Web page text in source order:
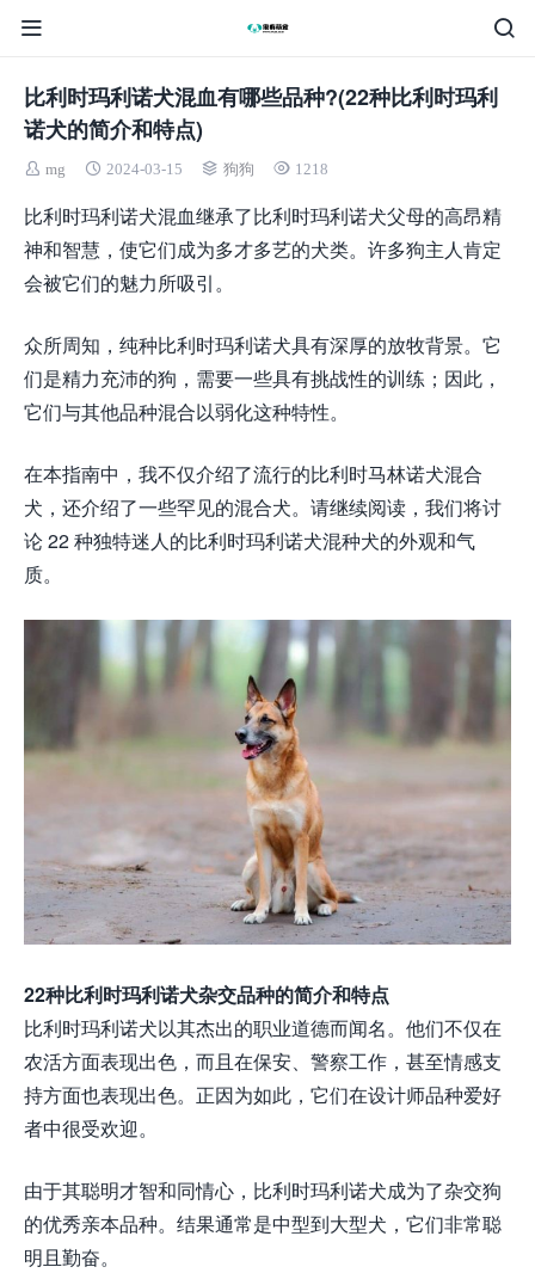
比利时玛利诺犬混血有哪些品种?(22种比利时玛利
诺犬的简介和特点)
mg 2024-03-15 狗狗 1218
比利时玛利诺犬混血继承了比利时玛利诺犬父母的高昂精
神和智慧，使它们成为多才多艺的犬类。许多狗主人肯定
会被它们的魅力所吸引。
众所周知，纯种比利时玛利诺犬具有深厚的放牧背景。它
们是精力充沛的狗，需要一些具有挑战性的训练；因此，
它们与其他品种混合以弱化这种特性。
在本指南中，我不仅介绍了流行的比利时马林诺犬混合
犬，还介绍了一些罕见的混合犬。请继续阅读，我们将讨
论 22 种独特迷人的比利时玛利诺犬混种犬的外观和气
质。
22种比利时玛利诺犬杂交品种的简介和特点
比利时玛利诺犬以其杰出的职业道德而闻名。他们不仅在
农活方面表现出色，而且在保安、警察工作，甚至情感支
持方面也表现出色。正因为如此，它们在设计师品种爱好
者中很受欢迎。
由于其聪明才智和同情心，比利时玛利诺犬成为了杂交狗
的优秀亲本品种。结果通常是中型到大型犬，它们非常聪
明且勤奋。